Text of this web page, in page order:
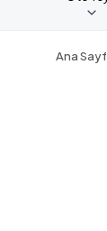
Ana